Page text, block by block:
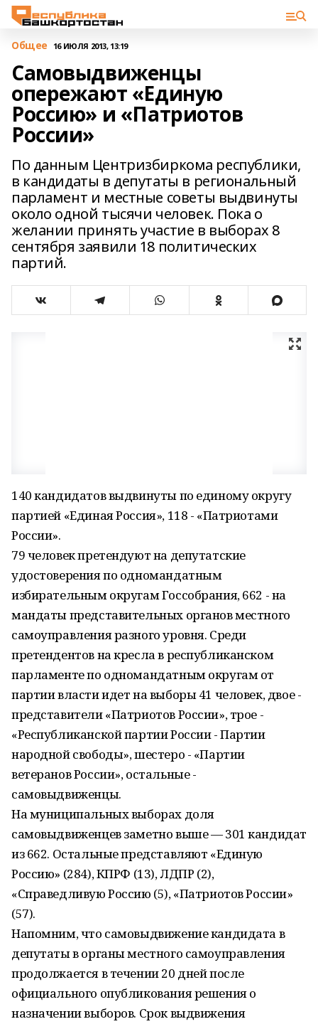
Общее 16 ИЮЛЯ 2013, 13:19
Самовыдвиженцы
опережают «Единую
Россию» и «Патриотов
России»
По данным Центризбиркома республики,
в кандидаты в депутаты в региональный
парламент и местные советы выдвинуты
около одной тысячи человек. Пока о
желании принять участие в выборах 8
сентября заявили 18 политических
партий.
140 кандидатов выдвинуты по единому округу
партией «Единая Россия», 118 - «Патриотами
России».
79 человек претендуют на депутатские
удостоверения по одномандатным
избирательным округам Госсобрания, 662 - на
мандаты представительных органов местного
самоуправления разного уровня. Среди
претендентов на кресла в республиканском
парламенте по одномандатным округам от
партии власти идет на выборы 41 человек, двое -
представители «Патриотов России», трое -
«Республиканской партии России - Партии
народной свободы», шестеро - «Партии
ветеранов России», остальные -
самовыдвиженцы.
На муниципальных выборах доля
самовыдвиженцев заметно выше — 301 кандидат
из 662. Остальные представляют «Единую
Россию» (284), КПРФ (13), ЛДПР (2),
«Справедливую Россию (5), «Патриотов России»
(57).
Напомним, что самовыдвижение кандидата в
депутаты в органы местного самоуправления
продолжается в течении 20 дней после
официального опубликования решения о
назначении выборов. Срок выдвижения